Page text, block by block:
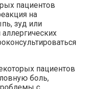
пациентов
на
зуд или
пациентов
боль,